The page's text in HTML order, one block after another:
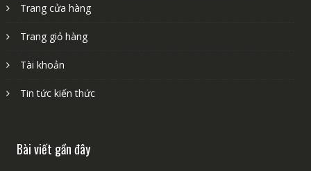
Trang cửa hàng
Trang giỏ hàng
Tài khoản
Tin tức kiến thức
Bài viết gần đây